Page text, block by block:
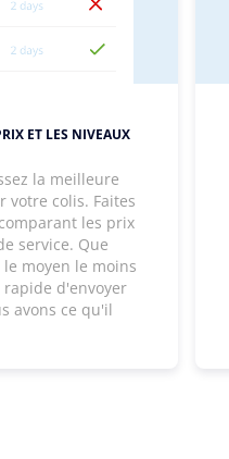
ET LES NIVEAUX
la meilleure
votre colis. Faites
les prix
service. Que
moyen le moins
d'envoyer
avons ce qu'il